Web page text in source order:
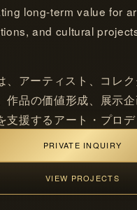
long-term value for
and cultural
、アーティスト、コレ
作品の価値形成、展示
支援するアート・プロデ
PRIVATE INQUIRY
VIEW PROJECTS